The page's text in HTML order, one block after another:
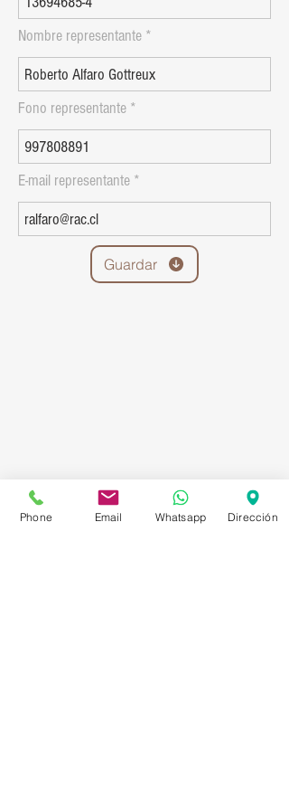
Nombre representante
Fono representante
E-mail representante
Guardar
Phone Email Whatsapp Dirección